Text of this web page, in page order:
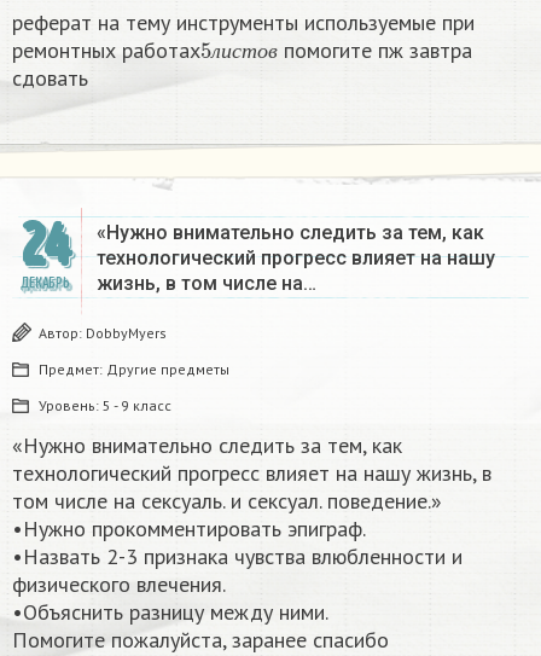
реферат на тему инструменты используемые при
ремонтных работах
л ист ов
5листовпомогите пж завтра
сдовать​
24
ДЕКАБРЬ
«Нужно внимательно следить за тем, как
технологический прогресс влияет на нашу
жизнь, в том числе на…
Автор: DobbyMyers
Предмет: Другие предметы
Уровень: 5 - 9 класс
«Нужно внимательно следить за тем, как
технологический прогресс влияет на нашу жизнь, в
том числе на сексуаль. и сексуал. поведение.»
•Нужно прокомментировать эпиграф.
•Назвать 2-3 признака чувства влюбленности и
физического влечения.
•Объяснить разницу между ними.
Помогите пожалуйста, заранее спасибо​